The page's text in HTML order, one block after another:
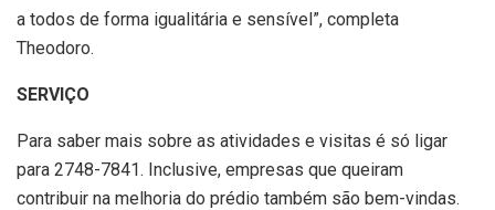
a todos de forma igualitária e sensível”, completa
Theodoro.
SERVIÇO
Para saber mais sobre as atividades e visitas é só ligar
para 2748-7841. Inclusive, empresas que queiram
contribuir na melhoria do prédio também são bem-vindas.